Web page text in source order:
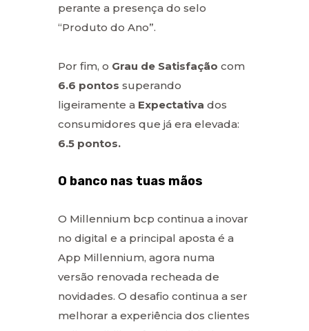
perante a presença do selo
“Produto do Ano”.
Por fim, o Grau de Satisfação com
6.6 pontos superando
ligeiramente a Expectativa dos
consumidores que já era elevada:
6.5 pontos.
O banco nas tuas mãos
O Millennium bcp continua a inovar
no digital e a principal aposta é a
App Millennium, agora numa
versão renovada recheada de
novidades. O desafio continua a ser
melhorar a experiência dos clientes